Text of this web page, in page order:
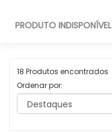
PRODUTO INDISPONÍVEL
18 Produtos encontrados
Ordenar por: